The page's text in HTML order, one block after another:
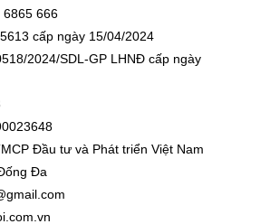
6865 666
cấp ngày 15/04/2024
2024/SDL-GP LHNĐ cấp ngày
Đầu tư và Phát triển Việt Nam
Đa